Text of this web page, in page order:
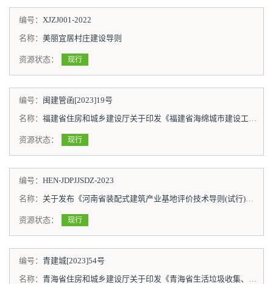
编号： XJZJ001-2022
名称： 美丽宜居村庄建设导则
资源状态： 现行
编号： 闽建管函[2023]19号
名称： 福建省住房和城乡建设厅关于印发《福建省海绵城市建设工作指南（试行）》的通知
资源状态： 现行
编号： HEN-JDPJJSDZ-2023
名称： 关于发布《河南省装配式建筑产业基地评价技术导则(试行)》和《河南省装配式建筑示范城市评价技术导则(试行)》的通知
资源状态： 现行
编号： 青建城[2023]54号
名称： 青海省住房和城乡建设厅关于印发《青海省生活垃圾收集、转运体系建设技术导则（试行）》的通知